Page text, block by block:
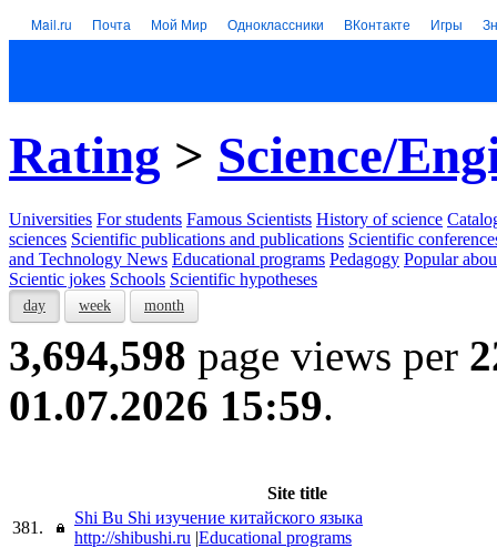
Mail.ru Почта Мой Мир Одноклассники ВКонтакте Игры
Rating > Science/
Universities For students Famous Scientists History of science
sciences Scientific publications and publications Scientific
and Technology News Educational programs Pedagogy Popular
Scientic jokes Schools Scientific hypotheses
day week month
3,694,598 page views per
01.07.2026 15:59.
Site title
381.
Shi Bu Shi изучение китайского языка
http://shibushi.ru |Educational programs